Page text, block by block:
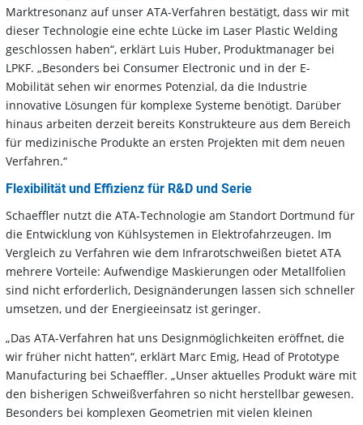
Marktresonanz auf unser ATA-Verfahren bestätigt, dass wir mit
dieser Technologie eine echte Lücke im Laser Plastic Welding
geschlossen haben“, erklärt Luis Huber, Produktmanager bei
LPKF. „Besonders bei Consumer Electronic und in der E-
Mobilität sehen wir enormes Potenzial, da die Industrie
innovative Lösungen für komplexe Systeme benötigt. Darüber
hinaus arbeiten derzeit bereits Konstrukteure aus dem Bereich
für medizinische Produkte an ersten Projekten mit dem neuen
Verfahren.“
Flexibilität und Effizienz für R&D und Serie
Schaeffler nutzt die ATA-Technologie am Standort Dortmund für
die Entwicklung von Kühlsystemen in Elektrofahrzeugen. Im
Vergleich zu Verfahren wie dem Infrarotschweißen bietet ATA
mehrere Vorteile: Aufwendige Maskierungen oder Metallfolien
sind nicht erforderlich, Designänderungen lassen sich schneller
umsetzen, und der Energieeinsatz ist geringer.
„Das ATA-Verfahren hat uns Designmöglichkeiten eröffnet, die
wir früher nicht hatten“, erklärt Marc Emig, Head of Prototype
Manufacturing bei Schaeffler. „Unser aktuelles Produkt wäre mit
den bisherigen Schweißverfahren so nicht herstellbar gewesen.
Besonders bei komplexen Geometrien mit vielen kleinen